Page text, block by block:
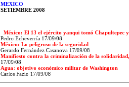
MEXICO
SETIEMBRE 2008
México: El 13 el ejército yanqui tomó Chapultepec
Pedro Echeverría 17/09/08
México: Lo peligroso de la seguridad
Gerardo Fernández Casanova 17/09/08
Manifiesto contra la criminalización de la
17/09/08
Agua: objetivo económico militar de Washington
Carlos Fazio 17/09/08